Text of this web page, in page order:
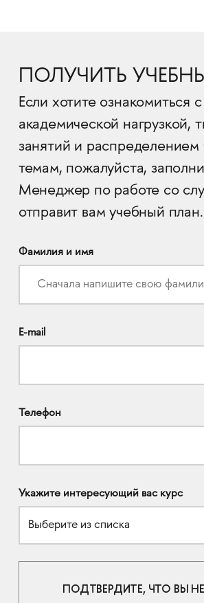
ПОЛУЧИТЬ
Если хотите ознакомиться с
академической нагрузкой,
занятий и распределением
темам, пожалуйста,
Менеджер по работе со
отправит вам учебный план.
Фамилия и имя
E-mail
Телефон
Укажите интересующий вас курс
Выберите из списка
ПОДТВЕРДИТЕ, ЧТО ВЫ